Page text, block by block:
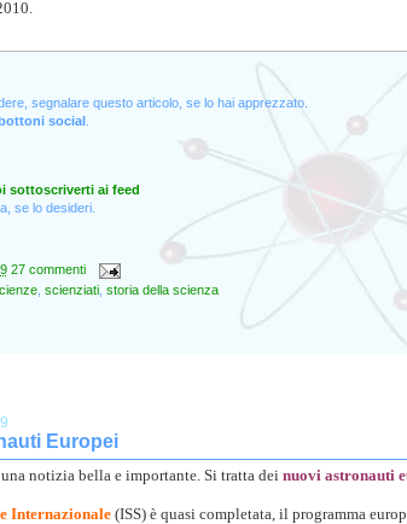
segnalare questo articolo, se lo hai apprezzato.
social.
sottoscriverti ai feed
se lo desideri.
27 commenti
, scienziati, storia della scienza
Europei
notizia bella e importante. Si tratta deinuovi astronauti
Internazionale(ISS) è quasi completata, il programma